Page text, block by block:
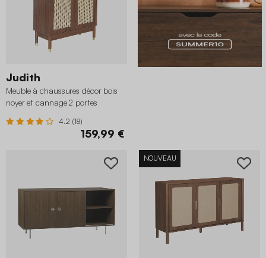
Judith
Meuble à chaussures décor bois
noyer et cannage 2 portes
4.2 (18)
159,99 €
NOUVEAU